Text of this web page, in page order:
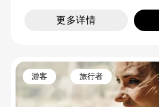
更多详情
游客 旅行者